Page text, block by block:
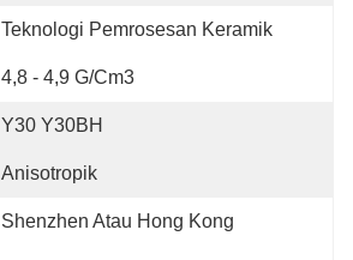
Teknologi Pemrosesan Keramik
4,8 - 4,9 G/cm3
Y30 Y30BH
Anisotropik
Shenzhen Atau Hong Kong